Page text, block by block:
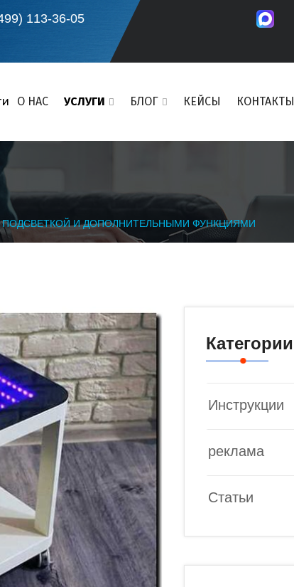
113-36-05
О НАС УСЛУГИ БЛОГ КЕЙСЫ КОНТАКТЫ
И ДОПОЛНИТЕЛЬНЫМИ ФУНКЦИЯМИ
Категории
Инструкции
реклама
Статьи